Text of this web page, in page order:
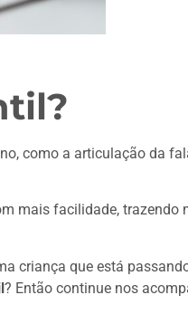
como a articulação da
mais facilidade, trazendo
criança que está
? Então continue nos